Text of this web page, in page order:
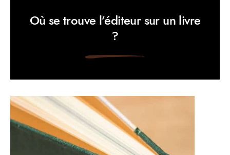
Où se trouve l’éditeur sur un livre
?